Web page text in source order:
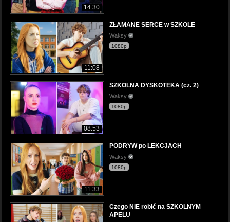
14:30
11:08
ZŁAMANE SERCE w SZKOLE
Waksy
1080p
08:53
SZKOLNA DYSKOTEKA (cz. 2)
Waksy
1080p
11:33
PODRYW po LEKCJACH
Waksy
1080p
Czego NIE robić na SZKOLNYM
APELU